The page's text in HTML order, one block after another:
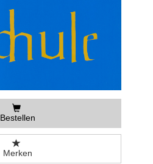
Bestellen
Merken